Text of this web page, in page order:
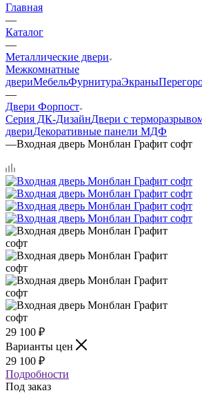
Главная
—
Каталог
—
Металлические двери
Межкомнатные
двериМебельФурнитураЭкраны
—
Двери Форпост
Серия ДК-ДизайнДвери с
двериДекоративные панели МДФ
—Входная дверь Монблан Графит софт
29 100 ₽
Варианты цен
29 100 ₽
Подробности
Под заказ